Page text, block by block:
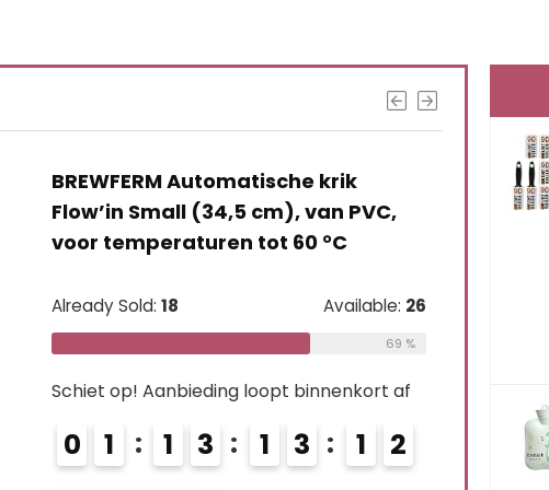
BREWFERM Automatische krik
Flow’in Small (34,5 cm), van PVC,
voor temperaturen tot 60 °C
Already Sold: 18 Available: 26
69 %
Schiet op! Aanbieding loopt binnenkort af
0 1 1 3 1 3 1
1
2